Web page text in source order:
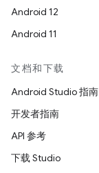
Android 12
Android 11
文档和下载
Android Studio 指南
开发者指南
API 参考
下载 Studio